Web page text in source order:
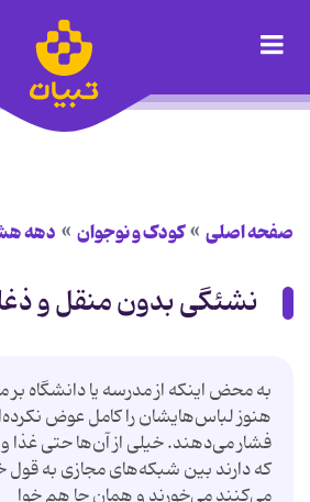
صفحه اصلی کودک و نوجوان دهه
نشئگی بدون منقل و
به محض اینکه از مدرسه یا دانشگاه بر
هنوز لباس‌هایشان را کامل عوض
فشار می‌دهند. خیلی از آن‌ها حتی غذا و
که دارند بین شبکه‌های مجازی به